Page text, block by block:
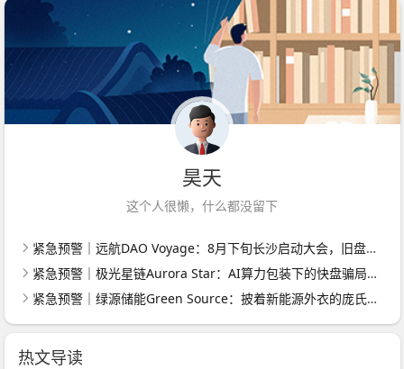
昊天
这个人很懒，什么都没留下
紧急预警｜远航DAO Voyage：8月下旬长沙启动大会，旧盘团队平移，RWA+大宗商品包装——又是庞氏滚盘的老剧本
紧急预警｜极光星链Aurora Star：AI算力包装下的快盘骗局，认购即入坑
紧急预警｜绿源储能Green Source：披着新能源外衣的庞氏传销盘，8月千人大会就是收割信号
热文导读